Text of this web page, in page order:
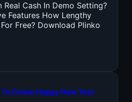
Real Cash In Demo Setting?
Features How Lengthy
Free? Download Plinko
Ozwin Happy New Year